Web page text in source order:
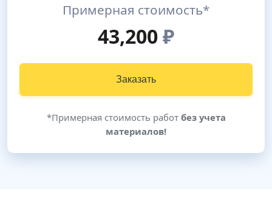
Примерная стоимость*
43,200₽
Заказать
*Примерная стоимость работ без учета
материалов!